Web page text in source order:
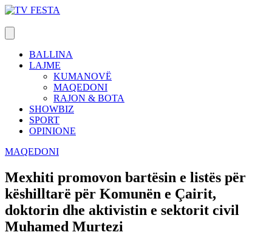
Skip
content
BALLINA
LAJME
KUMANOVË
MAQEDONI
RAJON & BOTA
SHOWBIZ
SPORT
OPINIONE
MAQEDONI
Mexhiti promovon bartësin e listës për
këshilltarë për Komunën e Çairit,
doktorin dhe aktivistin e sektorit civil
Muhamed Murtezi